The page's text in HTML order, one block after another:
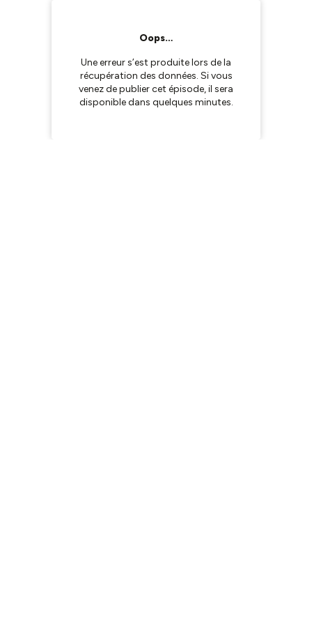
Oops…
Une erreur s’est produite lors de la
récupération des données. Si vous
venez de publier cet épisode, il sera
disponible dans quelques minutes.